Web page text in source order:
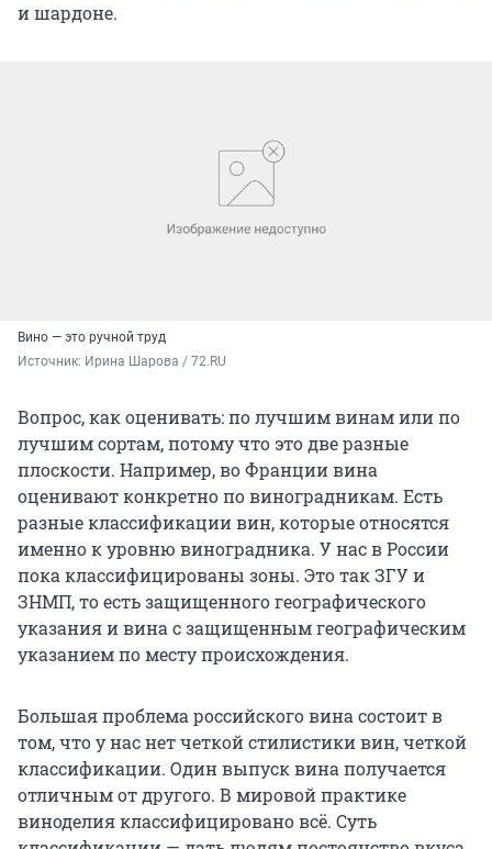
и шардоне.
Вино — это ручной труд
Источник: Ирина Шарова / 72.RU
Вопрос, как оценивать: по лучшим винам или по
лучшим сортам, потому что это две разные
плоскости. Например, во Франции вина
оценивают конкретно по виноградникам. Есть
разные классификации вин, которые относятся
именно к уровню виноградника. У нас в России
пока классифицированы зоны. Это так ЗГУ и
ЗНМП, то есть защищенного географического
указания и вина с защищенным географическим
указанием по месту происхождения.
Большая проблема российского вина состоит в
том, что у нас нет четкой стилистики вин, четкой
классификации. Один выпуск вина получается
отличным от другого. В мировой практике
виноделия классифицировано всё. Суть